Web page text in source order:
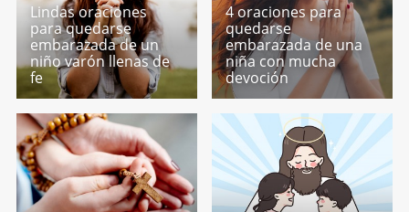
Lindas oraciones
para quedarse
embarazada de un
niño varón llenas de
fe
4 oraciones para
quedarse
embarazada de una
niña con mucha
devoción